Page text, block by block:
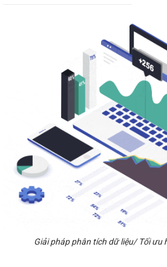
Giải pháp phân tích dữ liệu/ Tối ưu